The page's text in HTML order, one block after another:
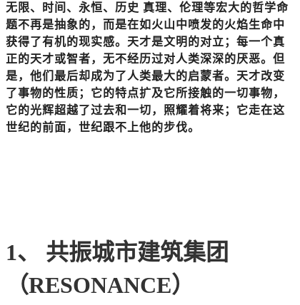
无限、时间、永恒、历史 真理、伦理等宏大的哲学命
题不再是抽象的，而是在如火山中喷发的火焰生命中
获得了有机的现实感。天才是文明的对立；每一个真
正的天才或智者，无不经历过对人类深深的厌恶。但
是，他们最后却成为了人类最大的启蒙者。天才改变
了事物的性质；它的特点扩及它所接触的一切事物，
它的光辉超越了过去和一切，照耀着将来；它走在这
世纪的前面，世纪跟不上他的步伐。
1、
共振城市建筑集团
（RESONANCE）